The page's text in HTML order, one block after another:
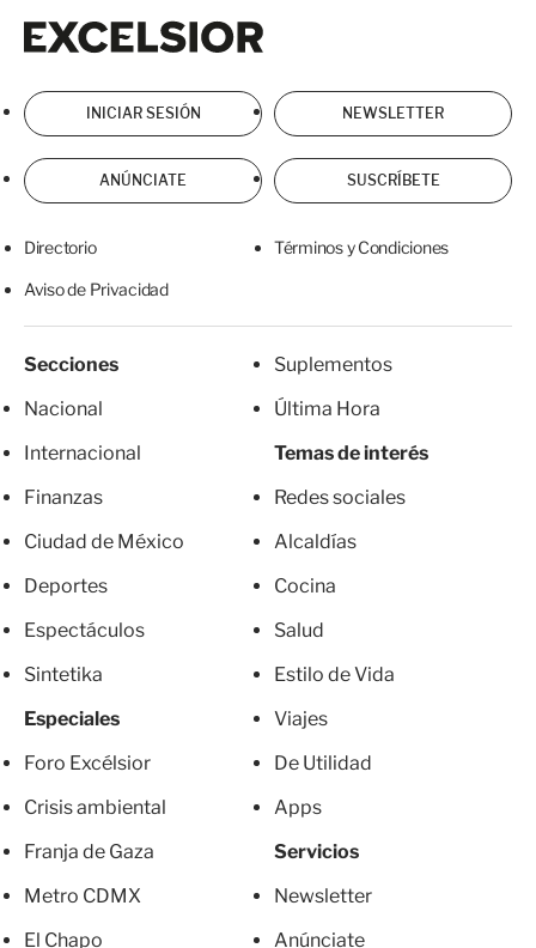
INICIAR SESIÓN NEWSLETTER
ANÚNCIATE SUSCRÍBETE
Directorio Términos y Condiciones
Aviso de Privacidad
Secciones
Nacional
Internacional
Finanzas
Ciudad de México
Deportes
Espectáculos
Sintetika
Especiales
Foro Excélsior
Crisis ambiental
Franja de Gaza
Metro CDMX
El Chapo
Suplementos
Última Hora
Temas de interés
Redes sociales
Alcaldías
Cocina
Salud
Estilo de Vida
Viajes
De Utilidad
Apps
Servicios
Newsletter
Anúnciate